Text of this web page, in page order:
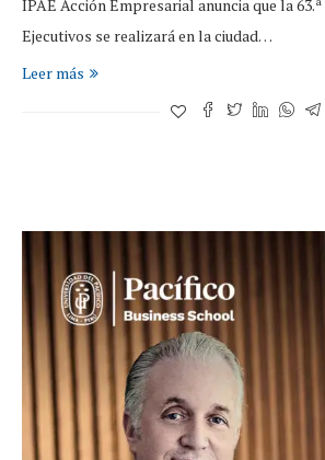
IPAE Acción Empresarial anuncia que la
Ejecutivos se realizará en la ciudad…
Leer más